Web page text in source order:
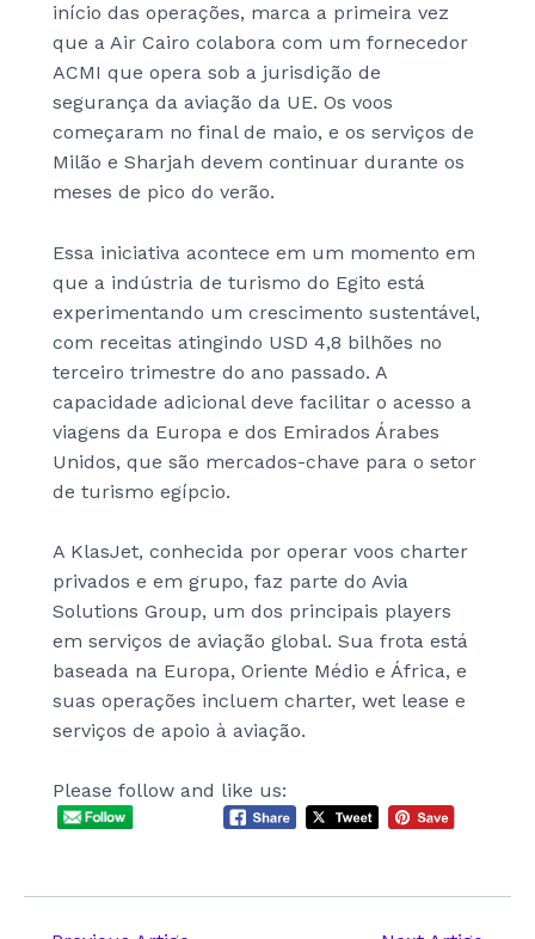
início das operações, marca a primeira vez
que a Air Cairo colabora com um fornecedor
ACMI que opera sob a jurisdição de
segurança da aviação da UE. Os voos
começaram no final de maio, e os serviços de
Milão e Sharjah devem continuar durante os
meses de pico do verão.
Essa iniciativa acontece em um momento em
que a indústria de turismo do Egito está
experimentando um crescimento sustentável,
com receitas atingindo USD 4,8 bilhões no
terceiro trimestre do ano passado. A
capacidade adicional deve facilitar o acesso a
viagens da Europa e dos Emirados Árabes
Unidos, que são mercados-chave para o setor
de turismo egípcio.
A KlasJet, conhecida por operar voos charter
privados e em grupo, faz parte do Avia
Solutions Group, um dos principais players
em serviços de aviação global. Sua frota está
baseada na Europa, Oriente Médio e África, e
suas operações incluem charter, wet lease e
serviços de apoio à aviação.
Please follow and like us: